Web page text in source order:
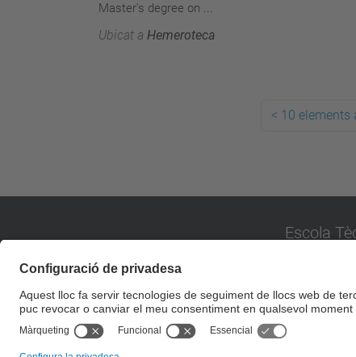
Master's degree on ...
Ubicat a Hemeroteca
< 10 elements
Escola
Carrer Pere
08173 Sant